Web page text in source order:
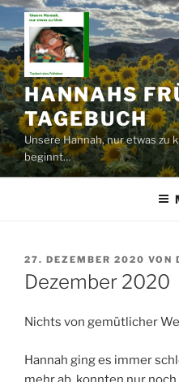
Zum
Inhalt
springen
HANNAHS
TAGEBUCH
Unsere Hannah, nur etwas zu
beginnt…
VERÖFFENTLICHT
AM
27. DEZEMBER 2020 VON
Dezember 2020
Nichts von gemütlicher
Hannah ging es immer